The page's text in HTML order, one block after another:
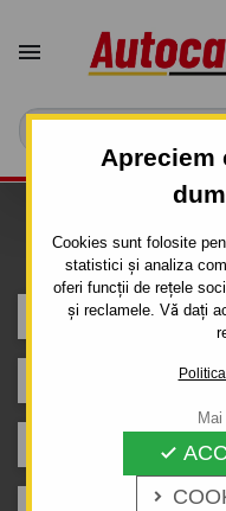
Apreciem
Cookies sunt folosite
statistici și analiza
oferi funcții de rețele
și reclamele. Vă dați



CITROEN